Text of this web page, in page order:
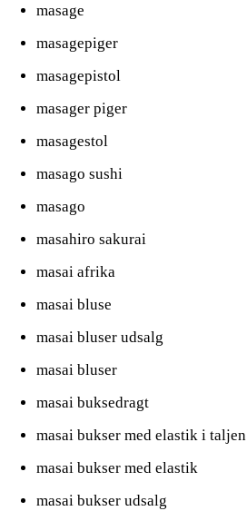
masage
masagepiger
masagepistol
masager piger
masagestol
masago sushi
masago
masahiro sakurai
masai afrika
masai bluse
masai bluser udsalg
masai bluser
masai buksedragt
masai bukser med elastik i taljen
masai bukser med elastik
masai bukser udsalg